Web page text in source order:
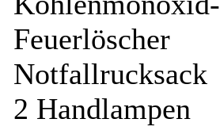
Feuerlöscher
Notfallrucksack
2 Handlampen